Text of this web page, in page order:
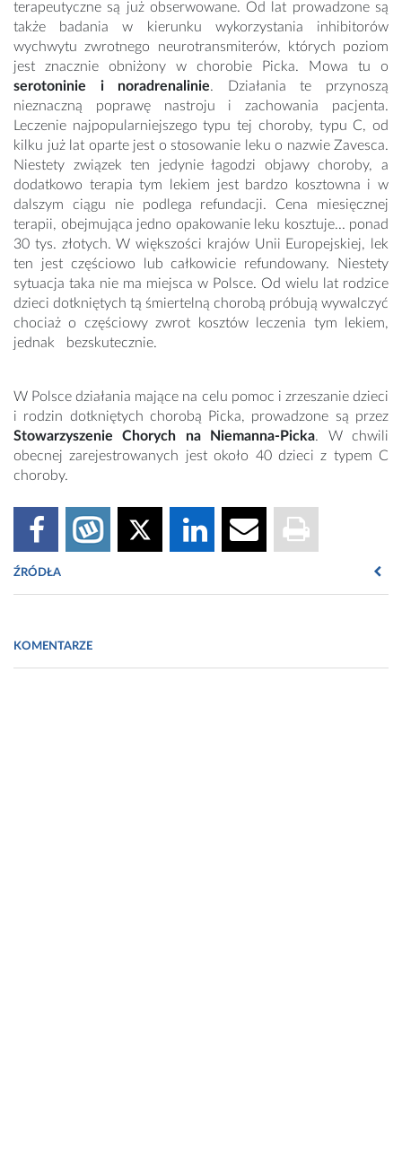
terapeutyczne są już obserwowane. Od lat prowadzone są
także badania w kierunku wykorzystania inhibitorów
wychwytu zwrotnego neurotransmiterów, których poziom
jest znacznie obniżony w chorobie Picka. Mowa tu o
serotoninie i noradrenalinie. Działania te przynoszą
nieznaczną poprawę nastroju i zachowania pacjenta.
Leczenie najpopularniejszego typu tej choroby, typu C, od
kilku już lat oparte jest o stosowanie leku o nazwie Zavesca.
Niestety związek ten jedynie łagodzi objawy choroby, a
dodatkowo terapia tym lekiem jest bardzo kosztowna i w
dalszym ciągu nie podlega refundacji. Cena miesięcznej
terapii, obejmująca jedno opakowanie leku kosztuje... ponad
30 tys. złotych. W większości krajów Unii Europejskiej, lek
ten jest częściowo lub całkowicie refundowany. Niestety
sytuacja taka nie ma miejsca w Polsce. Od wielu lat rodzice
dzieci dotkniętych tą śmiertelną chorobą próbują wywalczyć
chociaż o częściowy zwrot kosztów leczenia tym lekiem,
jednak bezskutecznie.
W Polsce działania mające na celu pomoc i zrzeszanie dzieci
i rodzin dotkniętych chorobą Picka, prowadzone są przez
Stowarzyszenie Chorych na Niemanna-Picka. W chwili
obecnej zarejestrowanych jest około 40 dzieci z typem C
choroby.
ŹRÓDŁA
http://neuropsychologia.org/rozne-oblicza-otepienia-
czolowo-skroniowego
KOMENTARZE